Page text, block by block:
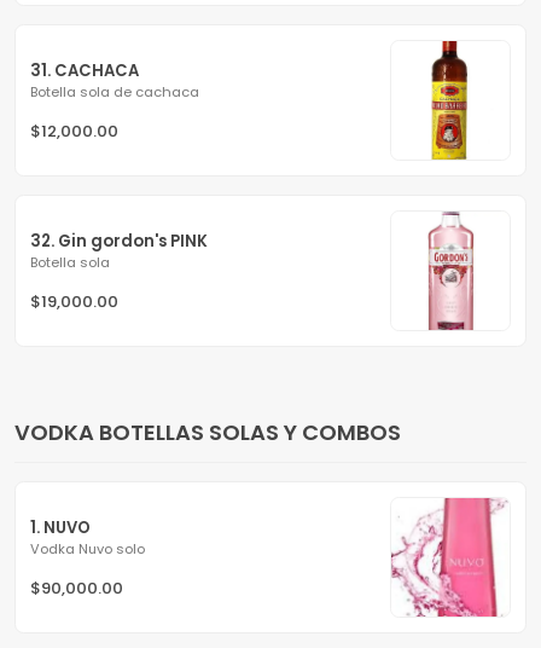
31. CACHACA
Botella sola de cachaca
$12,000.00
32. Gin gordon's PINK
Botella sola
$19,000.00
VODKA BOTELLAS SOLAS Y COMBOS
1. NUVO
Vodka Nuvo solo
$90,000.00